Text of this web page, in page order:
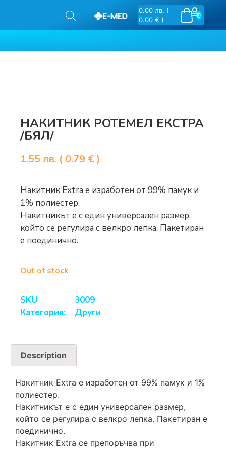
0
0.00 лв. (
0.00 € )
НАКИТНИК РОТЕМЕЛ ЕКСТРА
/БЯЛ/
1.55лв. ( 0.79 € )
Накитник Extra е изработен от 99% памук и
1% полиестер.
Накитникът е с един универсален размер,
който се регулира с велкро лепка. Пакетиран
е поединично.
Out of stock
SKU
3009
Категория:
Други
Description
Накитник Extra е изработен от 99% памук и 1%
полиестер.
Накитникът е с един универсален размер,
който се регулира с велкро лепка. Пакетиран е
поединично.
Накитник Extra се препоръчва при